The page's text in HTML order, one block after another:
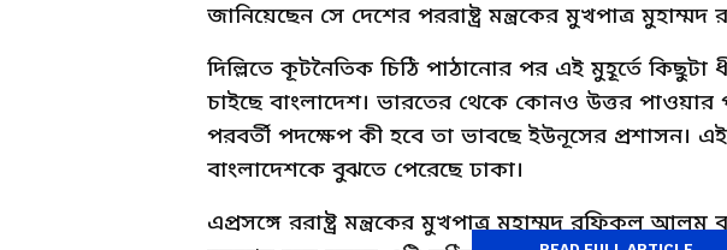
জানিয়েছেন সে দেশের পররাষ্ট্র মন্ত্রকের মুখপাত্র
দিল্লিতে কূটনৈতিক চিঠি পাঠানোর পর এই মুহূর্তে
চাইছে বাংলাদেশ। ভারতের থেকে কোনও উত্তর পাওয়ার
পরবর্তী পদক্ষেপ কী হবে তা ভাবছে ইউনূসের প্রশাসন।
বাংলাদেশকে বুঝতে পেরেছে ঢাকা।
এপ্রসঙ্গে ররাষ্ট্র মন্ত্রকের মুখপাত্র মুহাম্মদ রফিকুল